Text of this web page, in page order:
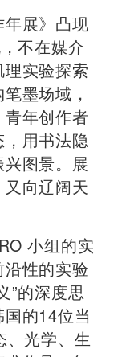
展》凸现
不在媒介
实验探索
墨场域，
年创作者
用书法隐
图景。展
向辽阔天
小组的实
性的实验
”的深度思
的14位当
、光学、生